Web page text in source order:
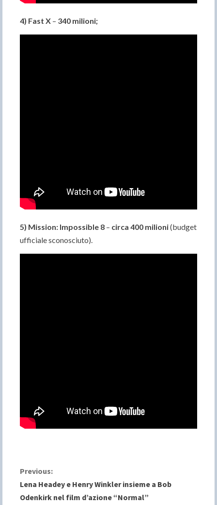
4) Fast X – 340 milioni;
5) Mission: Impossible 8 – circa 400 milioni(budget
ufficiale sconosciuto).
C
o
Previous:
Lena Headey e Henry Winkler insieme a Bob
Odenkirk nel film d’azione “Normal”